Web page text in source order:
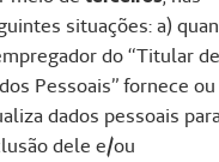
situações: a)
do “Titular de
Pessoais” fornece ou
dados pessoais
dele e/ou